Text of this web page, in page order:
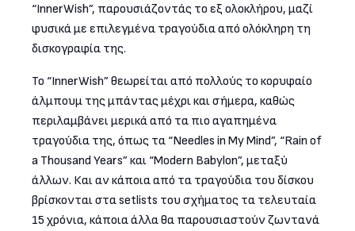
“InnerWish”, παρουσιάζοντάς το εξ ολοκλήρου, μαζί
φυσικά με επιλεγμένα τραγούδια από ολόκληρη τη
δισκογραφία της.
Το “InnerWish” θεωρείται από πολλούς το κορυφαίο
άλμπουμ της μπάντας μέχρι και σήμερα, καθώς
περιλαμβάνει μερικά από τα πιο αγαπημένα
τραγούδια της, όπως τα “Needles in My Mind”, “Rain of
a Thousand Years” και “Modern Babylon”, μεταξύ
άλλων. Και αν κάποια από τα τραγούδια του δίσκου
βρίσκονται στα setlists του σχήματος τα τελευταία
15 χρόνια, κάποια άλλα θα παρουσιαστούν ζωντανά